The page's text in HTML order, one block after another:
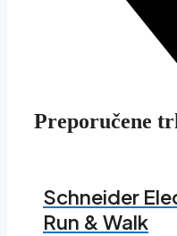
Preporučene
Schneider
Run & Walk